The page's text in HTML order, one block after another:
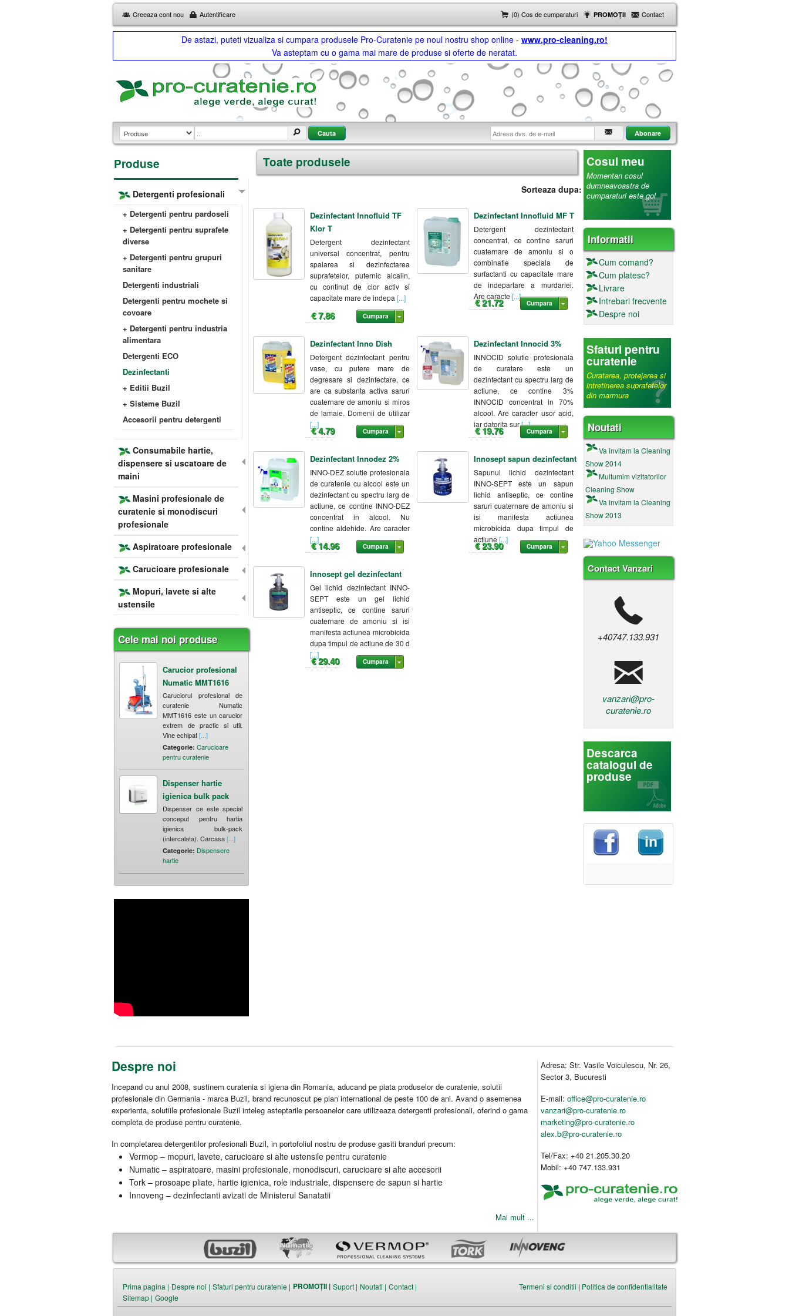
Creeaza cont nou Autentificare (0) Cos de cumparaturi PROMOȚII Contact
De astazi, puteti vizualiza si cumpara produsele Pro-Curatenie pe noul nostru shop online - www.pro-cleaning.ro!
Va asteptam cu o gama mai mare de produse si oferte de neratat.
Toate produsele
Sorteaza dupa:
Dezinfectant Innofluid TF
Klor T
Detergent dezinfectant
universal concentrat, pentru
spalarea si dezinfectarea
suprafetelor, puternic alcalin,
cu continut de clor activ si
capacitate mare de indepa [...]
€ 7.86 Cumpara
Dezinfectant Innofluid MF T
Detergent dezinfectant
concentrat, ce contine saruri
cuaternare de amoniu si o
combinatie speciala de
surfactanti cu capacitate mare
de indepartare a murdariei.
Are caracte [...]
€ 21.72 Cumpara
Dezinfectant Inno Dish
Detergent dezinfectant pentru
vase, cu putere mare de
degresare si dezinfectare, ce
are ca substanta activa saruri
cuaternare de amoniu si miros
de lamaie. Domenii de utilizar
[...]
€ 4.79 Cumpara
Dezinfectant Innocid 3%
INNOCID solutie profesionala
de curatare este un
dezinfectant cu spectru larg de
actiune, ce contine 3%
INNOCID concentrat in 70%
alcool. Are caracter usor acid,
iar datorita sur[...]
€ 19.76 Cumpara
Dezinfectant Innodez 2%
INNO-DEZ solutie profesionala
de curatenie cu alcool este un
dezinfectant cu spectru larg de
actiune, ce contine INNO-DEZ
concentrat in alcool. Nu
contine aldehide. Are caracter
[...]
€ 14.96 Cumpara
Innosept sapun dezinfectant
Sapunul lichid dezinfectant
INNO-SEPT este un sapun
lichid antiseptic, ce contine
saruri cuaternare de amoniu si
isi manifesta actiunea
microbicida dupa timpul de
actiune [...]
€ 23.90 Cumpara
Innosept gel dezinfectant
Gel lichid dezinfectant INNO-
SEPT este un gel lichid
antiseptic, ce contine saruri
cuaternare de amoniu si isi
manifesta actiunea microbicida
dupa timpul de actiune de 30 d
[...]
€ 29.40 Cumpara
Produse
Detergenti profesionali
+ Detergenti pentru pardoseli
+ Detergenti pentru suprafete
diverse
+ Detergenti pentru grupuri
sanitare
Detergenti industriali
Detergenti pentru mochete si
covoare
+ Detergenti pentru industria
alimentara
Detergenti ECO
Dezinfectanti
+ Editii Buzil
+ Sisteme Buzil
Accesorii pentru detergenti
Consumabile hartie,
dispensere si uscatoare de
maini
Masini profesionale de
curatenie si monodiscuri
profesionale
Aspiratoare profesionale
Carucioare profesionale
Mopuri, lavete si alte
ustensile
Cele mai noi produse
Carucior profesional
Numatic MMT1616
Caruciorul profesional de
curatenie Numatic
MMT1616 este un carucior
extrem de practic si util.
Vine echipat[...]
Categorie: Carucioare
pentru curatenie
Dispenser hartie
igienica bulk pack
Dispenser ce este special
conceput pentru hartia
igienica bulk-pack
(intercalata). Carcasa[...]
Categorie: Dispensere
hartie
Cosul meu
Momentan cosul
dumneavoastra de
cumparaturi este gol
Informatii
Cum comand?
Cum platesc?
Livrare
Intrebari frecvente
Despre noi
Sfaturi pentru
curatenie
Curatarea, protejarea si
intretinerea suprafetelor
din marmura
Noutati
Va invitam la Cleaning
Show 2014
Multumim vizitatorilor
Cleaning Show
Va invitam la Cleaning
Show 2013
Contact Vanzari
+40747.133.931
vanzari@pro-
curatenie.ro
Descarca
catalogul de
produse
Despre noi
Incepand cu anul 2008, sustinem curatenia si igiena din Romania, aducand pe piata produselor de curatenie, solutii
profesionale din Germania - marca Buzil, brand recunoscut pe plan international de peste 100 de ani. Avand o asemenea
experienta, solutiile profesionale Buzil inteleg asteptarile persoanelor care utilizeaza detergenti profesionali, oferind o gama
completa de produse pentru curatenie.
In completarea detergentilor profesionali Buzil, in portofoliul nostru de produse gasiti branduri precum:
Vermop – mopuri, lavete, carucioare si alte ustensile pentru curatenie
Numatic – aspiratoare, masini profesionale, monodiscuri, carucioare si alte accesorii
Tork – prosoape pliate, hartie igienica, role industriale, dispensere de sapun si hartie
Innoveng – dezinfectanti avizati de Ministerul Sanatatii
Mai mult ...
Adresa: Str. Vasile Voiculescu, Nr. 26,
Sector 3, Bucuresti
E-mail: office@pro-curatenie.ro
vanzari@pro-curatenie.ro
marketing@pro-curatenie.ro
alex.b@pro-curatenie.ro
Tel/Fax: +40 21.205.30.20
Mobil: +40 747.133.931
Prima pagina | Despre noi | Sfaturi pentru curatenie | PROMOȚII | Suport | Noutati | Contact |
Sitemap | Google
Termeni si conditii | Politica de confidentialitate